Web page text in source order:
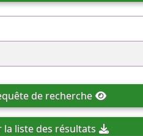
de recherche
la liste des résultats